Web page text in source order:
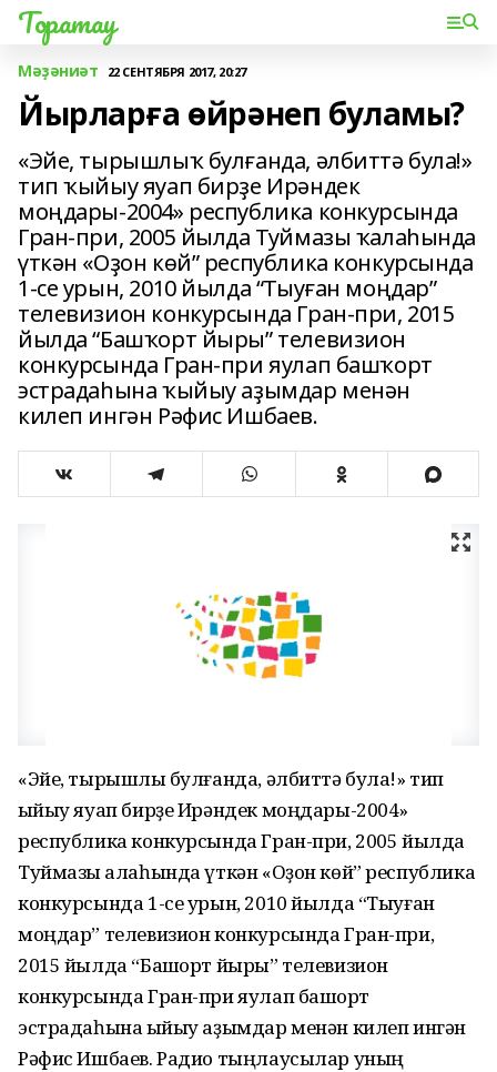
Торатау
Мәҙәниәт 22 СЕНТЯБРЯ 2017, 20:27
Йырларға өйрәнеп буламы?
«Эйе, тырышлыҡ булғанда, әлбиттә була!»
тип ҡыйыу яуап бирҙе Ирәндек
моңдары-2004» республика конкурсында
Гран-при, 2005 йылда Туймазы ҡалаһында
үткән «Оҙон көй” республика конкурсында
1-се урын, 2010 йылда “Тыуған моңдар”
телевизион конкурсында Гран-при, 2015
йылда “Башҡорт йыры” телевизион
конкурсында Гран-при яулап башҡорт
эстрадаһына ҡыйыу аҙымдар менән
килеп ингән Рәфис Ишбаев.
«Эйе, тырышлыҡ булғанда, әлбиттә була!» тип
ҡыйыу яуап бирҙе Ирәндек моңдары-2004»
республика конкурсында Гран-при, 2005 йылда
Туймазы ҡалаһында үткән «Оҙон көй” республика
конкурсында 1-се урын, 2010 йылда “Тыуған
моңдар” телевизион конкурсында Гран-при,
2015 йылда “Башҡорт йыры” телевизион
конкурсында Гран-при яулап башҡорт
эстрадаһына ҡыйыу аҙымдар менән килеп ингән
Рәфис Ишбаев. Радио тыңлаусылар уның